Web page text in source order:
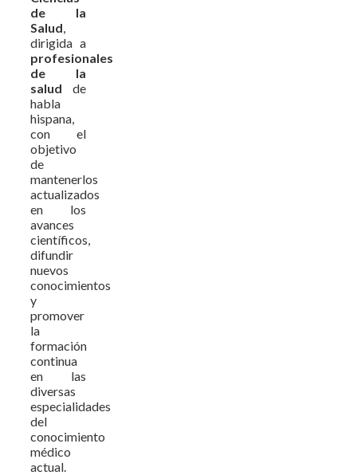
de la
Salud
dirigida a
profesionales
de la
salud de
habla
hispana,
con el
objetivo
de
mantenerlos
actualizados
en los
avances
científicos,
difundir
nuevos
conocimientos
y
promover
la
formación
continua
en las
diversas
especialidades
del
conocimiento
médico
actual.